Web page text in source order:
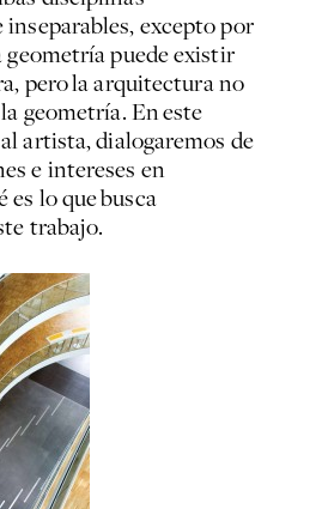
excepto por
geometría puede existir
pero la arquitectura no
geometría. En este
artista, dialogaremos de
e intereses en
es lo que busca
trabajo.